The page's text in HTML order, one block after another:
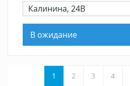
Калинина, 24В
В ожидание
1 2 3 4